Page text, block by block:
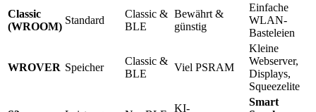
Classic
(WROOM)
Standard
Classic &
BLE
Bewährt &
günstig
Einfache
WLAN-
Basteleien
WROVER Speicher
Classic &
BLE
Viel PSRAM
Kleine
Webserver,
Displays,
Squeezelite
KI-
Smart